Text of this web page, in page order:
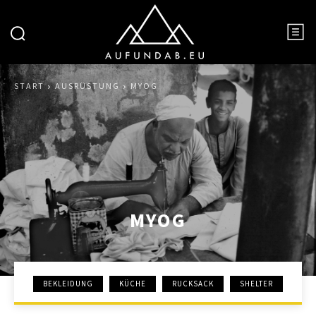
START AUSRÜSTUNG MYOG
MYOG
BEKLEIDUNG KÜCHE RUCKSACK SHELTER